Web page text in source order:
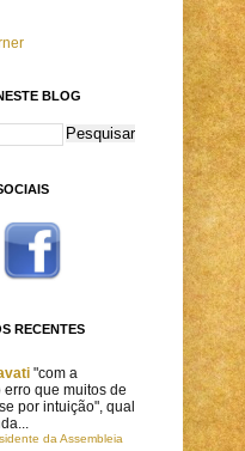
BLOG
RECENTES
"com a
que muitos de
por intuição", qual
da Assembleia